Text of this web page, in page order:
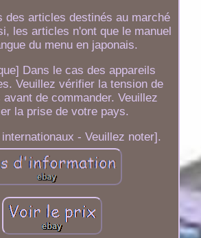
des articles destinés au marché
les articles n'ont que le manuel
du menu en japonais.
Dans le cas des appareils
Veuillez vérifier la tension de
de commander. Veuillez
la prise de votre pays.
- Veuillez noter].